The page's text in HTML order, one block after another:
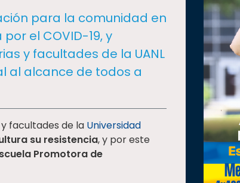
para la comunidad en
el COVID-19, y
y facultades de la UANL
al alcance de todos a
facultades de la Universidad
su resistencia, y por este
Promotora de